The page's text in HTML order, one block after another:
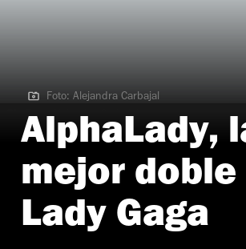
Foto: Alejandra Carbajal
Foto: Alejandra Carbajal
AlphaLady,
mejor doble
Lady Gaga